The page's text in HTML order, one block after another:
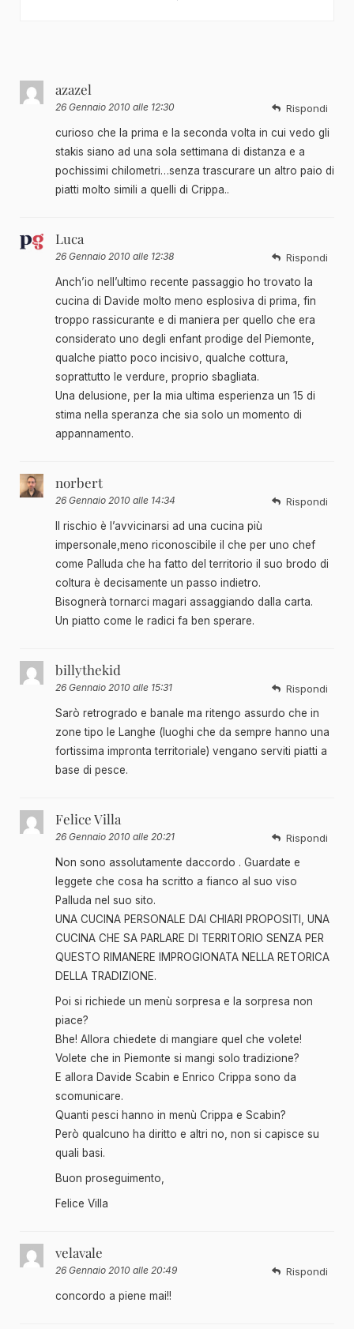
azazel
26 Gennaio 2010 alle 12:30
curioso che la prima e la seconda volta in cui vedo gli
stakis siano ad una sola settimana di distanza e a
pochissimi chilometri…senza trascurare un altro paio di
piatti molto simili a quelli di Crippa..
Rispondi
Luca
26 Gennaio 2010 alle 12:38
Anch’io nell’ultimo recente passaggio ho trovato la
cucina di Davide molto meno esplosiva di prima, fin
troppo rassicurante e di maniera per quello che era
considerato uno degli enfant prodige del Piemonte,
qualche piatto poco incisivo, qualche cottura,
soprattutto le verdure, proprio sbagliata.
Una delusione, per la mia ultima esperienza un 15 di
stima nella speranza che sia solo un momento di
appannamento.
Rispondi
norbert
26 Gennaio 2010 alle 14:34
Il rischio è l’avvicinarsi ad una cucina più
impersonale,meno riconoscibile il che per uno chef
come Palluda che ha fatto del territorio il suo brodo di
coltura è decisamente un passo indietro.
Bisognerà tornarci magari assaggiando dalla carta.
Un piatto come le radici fa ben sperare.
Rispondi
billythekid
26 Gennaio 2010 alle 15:31
Sarò retrogrado e banale ma ritengo assurdo che in
zone tipo le Langhe (luoghi che da sempre hanno una
fortissima impronta territoriale) vengano serviti piatti a
base di pesce.
Rispondi
Felice Villa
26 Gennaio 2010 alle 20:21
Non sono assolutamente daccordo . Guardate e
leggete che cosa ha scritto a fianco al suo viso
Palluda nel suo sito.
UNA CUCINA PERSONALE DAI CHIARI PROPOSITI, UNA
CUCINA CHE SA PARLARE DI TERRITORIO SENZA PER
QUESTO RIMANERE IMPROGIONATA NELLA RETORICA
DELLA TRADIZIONE.
Poi si richiede un menù sorpresa e la sorpresa non
piace?
Bhe! Allora chiedete di mangiare quel che volete!
Volete che in Piemonte si mangi solo tradizione?
E allora Davide Scabin e Enrico Crippa sono da
scomunicare.
Quanti pesci hanno in menù Crippa e Scabin?
Però qualcuno ha diritto e altri no, non si capisce su
quali basi.
Buon proseguimento,
Felice Villa
Rispondi
velavale
26 Gennaio 2010 alle 20:49
concordo a piene mai!!
Rispondi